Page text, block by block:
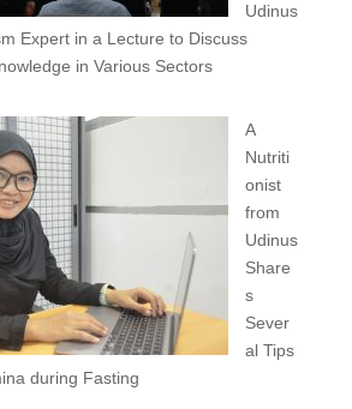
Udinus
Expert in a Lecture to Discuss
in Various Sectors
A
Nutriti
onist
from
Udinus
Share
s
Sever
al Tips
during Fasting